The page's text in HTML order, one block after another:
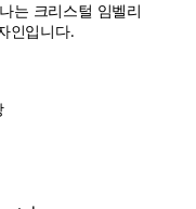
는 크리스털 임벨리
인입니다.